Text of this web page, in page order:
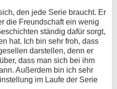
den jede Serie braucht. Er
die Freundschaft ein wenig
ständig dafür sorgt,
hat. Ich bin sehr froh, dass
darstellen, denn er
dass man sich bei ihm
Außerdem bin ich sehr
im Laufe der Serie